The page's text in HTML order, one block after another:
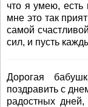
что я умею, есть
мне это так
самой
сил, и пусть
Дорогая
поздравить с
радостных